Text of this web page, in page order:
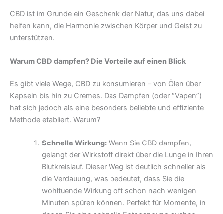
CBD ist im Grunde ein Geschenk der Natur, das uns dabei
helfen kann, die Harmonie zwischen Körper und Geist zu
unterstützen.
Warum CBD dampfen? Die Vorteile auf einen Blick
Es gibt viele Wege, CBD zu konsumieren – von Ölen über
Kapseln bis hin zu Cremes. Das Dampfen (oder “Vapen”)
hat sich jedoch als eine besonders beliebte und effiziente
Methode etabliert. Warum?
Schnelle Wirkung:Wenn Sie CBD dampfen,
gelangt der Wirkstoff direkt über die Lunge in Ihren
Blutkreislauf. Dieser Weg ist deutlich schneller als
die Verdauung, was bedeutet, dass Sie die
wohltuende Wirkung oft schon nach wenigen
Minuten spüren können. Perfekt für Momente, in